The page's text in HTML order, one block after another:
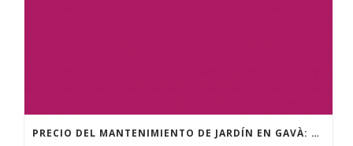
PRECIO DEL MANTENIMIENTO DE JARDÍN EN GAVÀ: GUÍA COMPLETA 2025